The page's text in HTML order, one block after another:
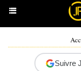
Suivre